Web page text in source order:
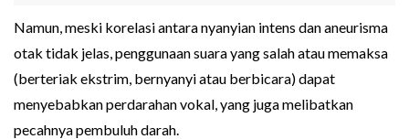
Namun, meski korelasi antara nyanyian intens dan aneurisma
otak tidak jelas, penggunaan suara yang salah atau memaksa
(berteriak ekstrim, bernyanyi atau berbicara) dapat
menyebabkan perdarahan vokal, yang juga melibatkan
pecahnya pembuluh darah.